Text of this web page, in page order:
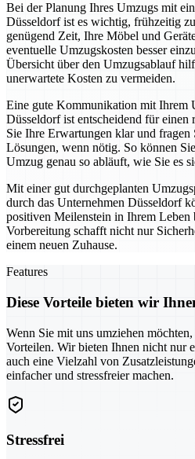
Bei der Planung Ihres Umzugs mit
Düsseldorf ist es wichtig, frühzeitig
genügend Zeit, Ihre Möbel und
eventuelle Umzugskosten besser
Übersicht über den Umzugsablauf
unerwartete Kosten zu vermeiden.
Eine gute Kommunikation mit Ihrem
Düsseldorf ist entscheidend für einen
Sie Ihre Erwartungen klar und
Lösungen, wenn nötig. So können
Umzug genau so abläuft, wie Sie es
Mit einer gut durchgeplanten
durch das Unternehmen Düsseldorf
positiven Meilenstein in Ihrem Leben
Vorbereitung schafft nicht nur
einem neuen Zuhause.
Features
Diese Vorteile bieten wir
Wenn Sie mit uns umziehen
Vorteilen. Wir bieten Ihnen nicht nur
auch eine Vielzahl von
einfacher und stressfreier machen.
Stressfrei